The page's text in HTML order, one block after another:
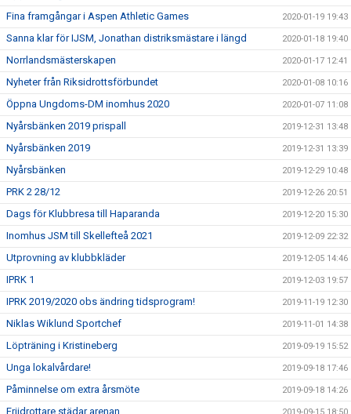
Fina framgångar i Aspen Athletic Games 2020-01-19 19:43
Sanna klar för IJSM, Jonathan distriksmästare i längd 2020-01-18 19:40
Norrlandsmästerskapen 2020-01-17 12:41
Nyheter från Riksidrottsförbundet 2020-01-08 10:16
Öppna Ungdoms-DM inomhus 2020 2020-01-07 11:08
Nyårsbänken 2019 prispall 2019-12-31 13:48
Nyårsbänken 2019 2019-12-31 13:39
Nyårsbänken 2019-12-29 10:48
PRK 2 28/12 2019-12-26 20:51
Dags för Klubbresa till Haparanda 2019-12-20 15:30
Inomhus JSM till Skellefteå 2021 2019-12-09 22:32
Utprovning av klubbkläder 2019-12-05 14:46
IPRK 1 2019-12-03 19:57
IPRK 2019/2020 obs ändring tidsprogram! 2019-11-19 12:30
Niklas Wiklund Sportchef 2019-11-01 14:38
Löpträning i Kristineberg 2019-09-19 15:52
Unga lokalvårdare! 2019-09-18 17:46
Påminnelse om extra årsmöte 2019-09-18 14:26
Friidrottare städar arenan 2019-09-15 18:50